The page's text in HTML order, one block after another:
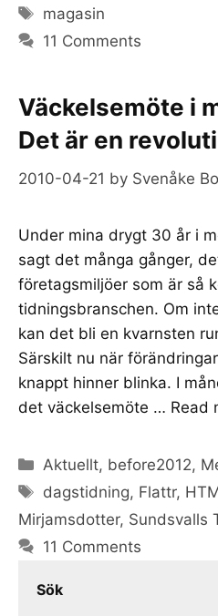
Tags
magasin
11 Comments
Väckelsemöte i
Det är en
2010-04-21 by Svenåke
Under mina drygt 30 år i
sagt det många gånger,
företagsmiljöer som är så
tidningsbranschen. Om
kan det bli en kvarnsten
Särskilt nu när
knappt hinner blinka. I
det väckelsemöte … Read
Categories
Aktuellt, before2012,
Tags
dagstidning, Flattr,
Mirjamsdotter, Sundsvalls
11 Comments
Sök